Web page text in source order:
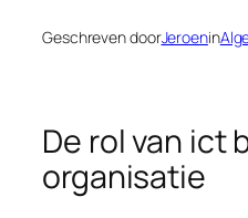
Geschreven doorJeroenin
De rol van ict
organisatie